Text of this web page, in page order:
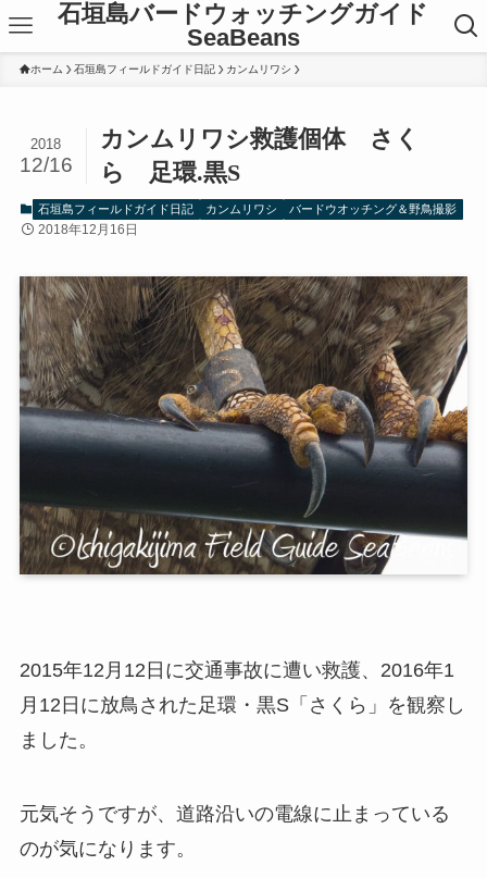
石垣島バードウォッチングガイド
SeaBeans
ホーム 石垣島フィールドガイド日記 カンムリワシ
カンムリワシ救護個体 さく
ら 足環.黒S
2018
12/16
石垣島フィールドガイド日記 カンムリワシ バードウオッチング＆野鳥撮影
2018年12月16日
2015年12月12日に交通事故に遭い救護、2016年1
月12日に放鳥された足環・黒S「さくら」を観察し
ました。
元気そうですが、道路沿いの電線に止まっている
のが気になります。